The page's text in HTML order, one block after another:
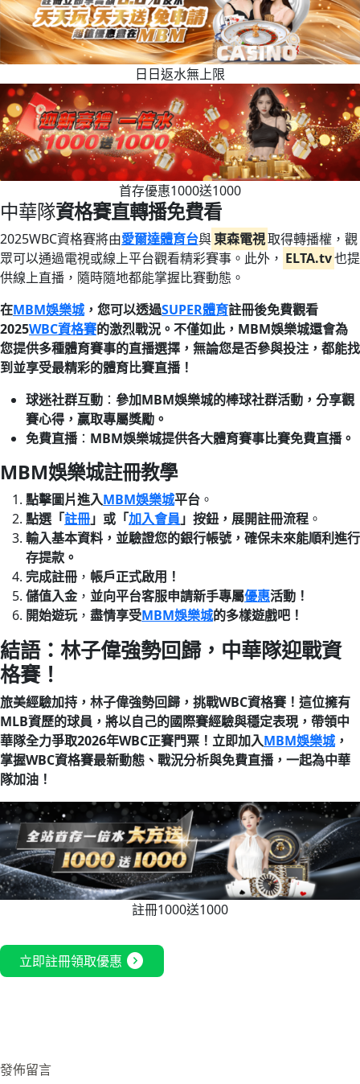
日日返水無上限
首存優惠1000送1000
中華隊資格賽直轉播免費看
2025WBC資格賽將由愛爾達體育台與東森電視取得轉播權，觀
眾可以通過電視或線上平台觀看精彩賽事。此外， ELTA.tv也提
供線上直播，隨時隨地都能掌握比賽動態。
在MBM娛樂城，您可以透過SUPER體育註冊後免費觀看
2025WBC資格賽的激烈戰況。不僅如此，MBM娛樂城還會為
您提供多種體育賽事的直播選擇，無論您是否參與投注，都能找
到並享受最精彩的體育比賽直播！
球迷社群互動 ： 參加MBM娛樂城的棒球社群活動，分享觀
賽心得，贏取專屬獎勵。
免費直播 ： MBM娛樂城提供各大體育賽事比賽免費直播。
MBM娛樂城註冊教學
點擊圖片進入MBM娛樂城平台 。
點選「註冊」或「加入會員 」按鈕，展開註冊流程 。
輸入基本資料，並驗證您的銀行帳號，確保未來能順利進行
存提款。
完成註冊 ， 帳戶正式啟用！
儲值入金， 並向平台客服申請新手專屬優惠活動！
開始遊玩， 盡情享受MBM娛樂城的多樣遊戲吧！
結語：林子偉強勢回歸，中華隊迎戰資
格賽！
旅美經驗加持，林子偉強勢回歸，挑戰WBC資格賽！這位擁有
MLB資歷的球員，將以自己的國際賽經驗與穩定表現，帶領中
華隊全力爭取2026年WBC正賽門票！立即加入MBM娛樂城，
掌握WBC資格賽最新動態、戰況分析與免費直播，一起為中華
隊加油！
註冊1000送1000
立即註冊領取優惠 expand_circle_right
發佈留言